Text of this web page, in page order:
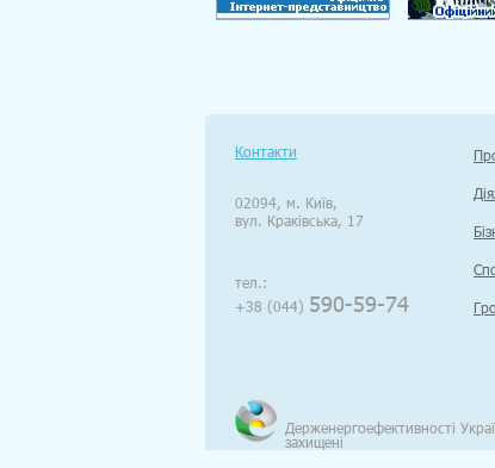
Контакти
02094, м. Київ,
вул. Краківська, 17
тел.:
+38 (044) 590-59-74
Держенергоефективності
захищені